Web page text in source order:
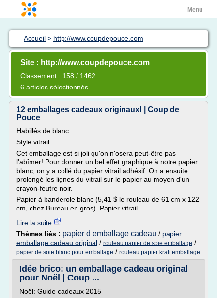
Menu
Accueil > http://www.coupdepouce.com
Site : http://www.coupdepouce.com
Classement : 158 / 1462
6 articles sélectionnés
12 emballages cadeaux originaux! | Coup de
Pouce
Habillés de blanc
Style vitrail
Cet emballage est si joli qu'on n'osera peut-être pas
l'abîmer! Pour donner un bel effet graphique à notre papier
blanc, on y a collé du papier vitrail adhésif. On a ensuite
prolongé les lignes du vitrail sur le papier au moyen d'un
crayon-feutre noir.
Papier à banderole blanc (5,41 $ le rouleau de 61 cm x 122
cm, chez Bureau en gros). Papier vitrail...
Lire la suite
Thèmes liés : papier d emballage cadeau / papier
emballage cadeau original / rouleau papier de soie emballage /
papier de soie blanc pour emballage / rouleau papier kraft emballage
Idée brico: un emballage cadeau original
pour Noël | Coup ...
Noël: Guide cadeaux 2015